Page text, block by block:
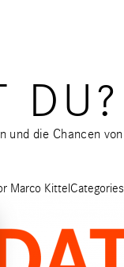
DU?
die Chancen
Marco KittelCategories